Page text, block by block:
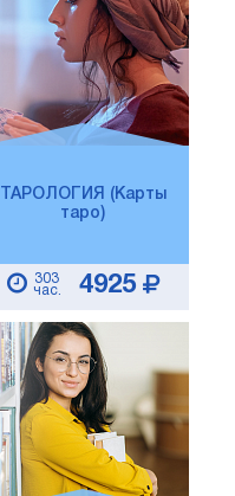
ТАРОЛОГИЯ (Карты
таро)
303
час.
4925